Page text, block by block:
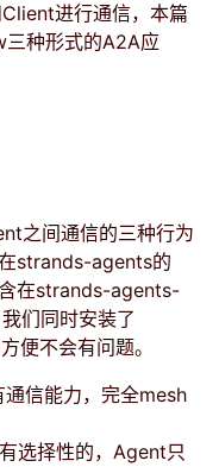
进行通信，本篇
种形式的A2A应
之间通信的三种行为
strands-agents的
在strands-agents-
们同时安装了
便不会有问题。
信能力，完全mesh
选择性的，Agent只